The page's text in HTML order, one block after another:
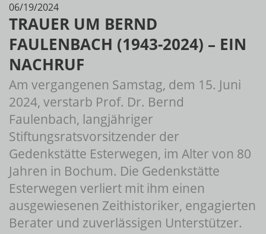
06/19/2024
TRAUER UM BERND
FAULENBACH (1943-2024) – EIN
NACHRUF
Am vergangenen Samstag, dem 15. Juni
2024, verstarb Prof. Dr. Bernd
Faulenbach, langjähriger
Stiftungsratsvorsitzender der
Gedenkstätte Esterwegen, im Alter von 80
Jahren in Bochum. Die Gedenkstätte
Esterwegen verliert mit ihm einen
ausgewiesenen Zeithistoriker, engagierten
Berater und zuverlässigen Unterstützer.